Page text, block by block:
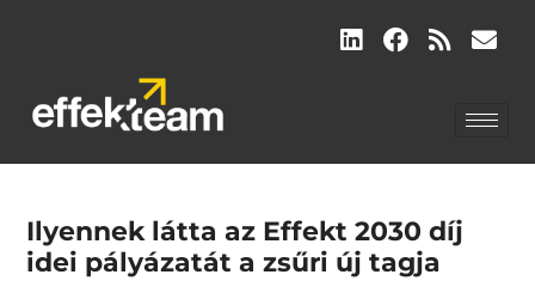
Ilyennek látta az Effekt 2030 díj
idei pályázatát a zsűri új tagja